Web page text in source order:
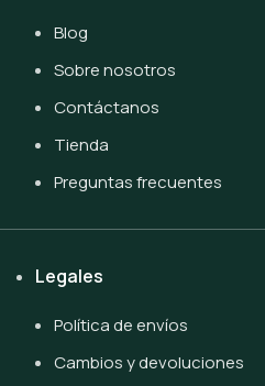
Blog
Sobre nosotros
Contáctanos
Tienda
Preguntas frecuentes
Legales
Política de envíos
Cambios y devoluciones